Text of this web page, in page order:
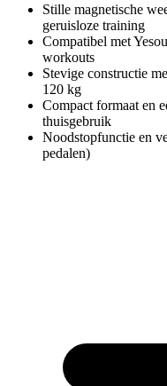
Stille magnetische
geruisloze training
Compatibel met
workouts
Stevige constructie
120 kg
Compact formaat en
thuisgebruik
Noodstopfunctie en
pedalen)